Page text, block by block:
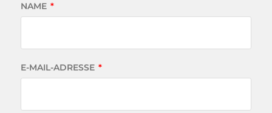
NAME *
E-MAIL-ADRESSE *